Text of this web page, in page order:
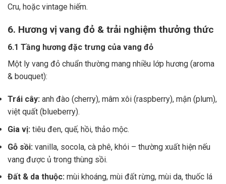
Cru, hoặc vintage hiếm.
6. Hương vị vang đỏ & trải nghiệm thưởng thức
6.1 Tầng hương đặc trưng của vang đỏ
Một ly vang đỏ chuẩn thường mang nhiều lớp hương (aroma
& bouquet):
Trái cây: anh đào (cherry), mâm xôi (raspberry), mận (plum),
việt quất (blueberry).
Gia vị: tiêu đen, quế, hồi, thảo mộc.
Gỗ sồi: vanilla, socola, cà phê, khói – thường xuất hiện nếu
vang được ủ trong thùng sồi.
Đất & da thuộc: mùi khoáng, mùi đất rừng, mùi da, thuốc lá